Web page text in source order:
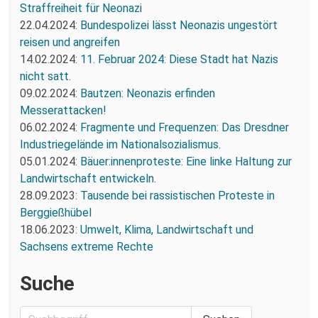
Straffreiheit für Neonazi
22.04.2024: Bundespolizei lässt Neonazis ungestört
reisen und angreifen
14.02.2024: 11. Februar 2024: Diese Stadt hat Nazis
nicht satt.
09.02.2024: Bautzen: Neonazis erfinden
Messerattacken!
06.02.2024: Fragmente und Frequenzen: Das Dresdner
Industriegelände im Nationalsozialismus.
05.01.2024: Bäuer:innenproteste: Eine linke Haltung zur
Landwirtschaft entwickeln.
28.09.2023: Tausende bei rassistischen Proteste in
Berggießhübel
18.06.2023: Umwelt, Klima, Landwirtschaft und
Sachsens extreme Rechte
Suche